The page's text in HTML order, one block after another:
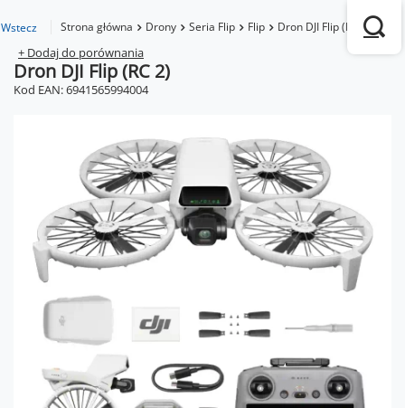
Wstecz Strona główna Drony Seria Flip Flip Dron DJI Flip (RC 2)
+ Dodaj do porównania
Dron DJI Flip (RC 2)
Kod EAN: 6941565994004